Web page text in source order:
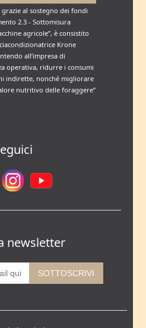
al sostegno dei fondi
2.3 - Sottomisura
agricole”, è consistito
Krone
all’impresa di
operativa, ridurre i consumi
indirette, nonché migliorare
nutritivo delle foraggere”
newsletter